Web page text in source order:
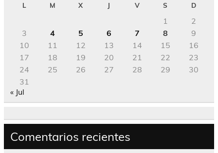
L M X J V S D
1
2
3
4 5 6 7 8
9
10
11 12 13 14 15
16
17
18 19 20 21 22
23
24
25 26 27 28 29
30
31
« Jul
Comentarios recientes